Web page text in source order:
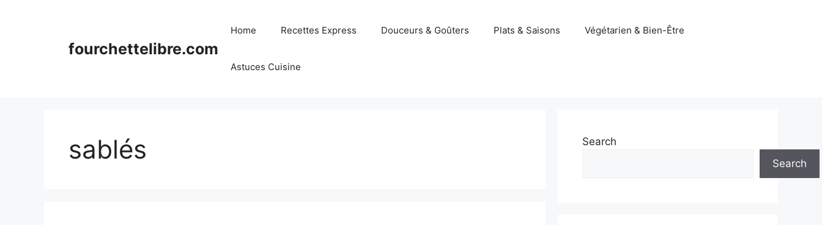
fourchettelibre.com
Home Recettes Express Douceurs & Goûters Plats & Saisons Végétarien & Bien-Être
Astuces Cuisine
sablés
Search
Search